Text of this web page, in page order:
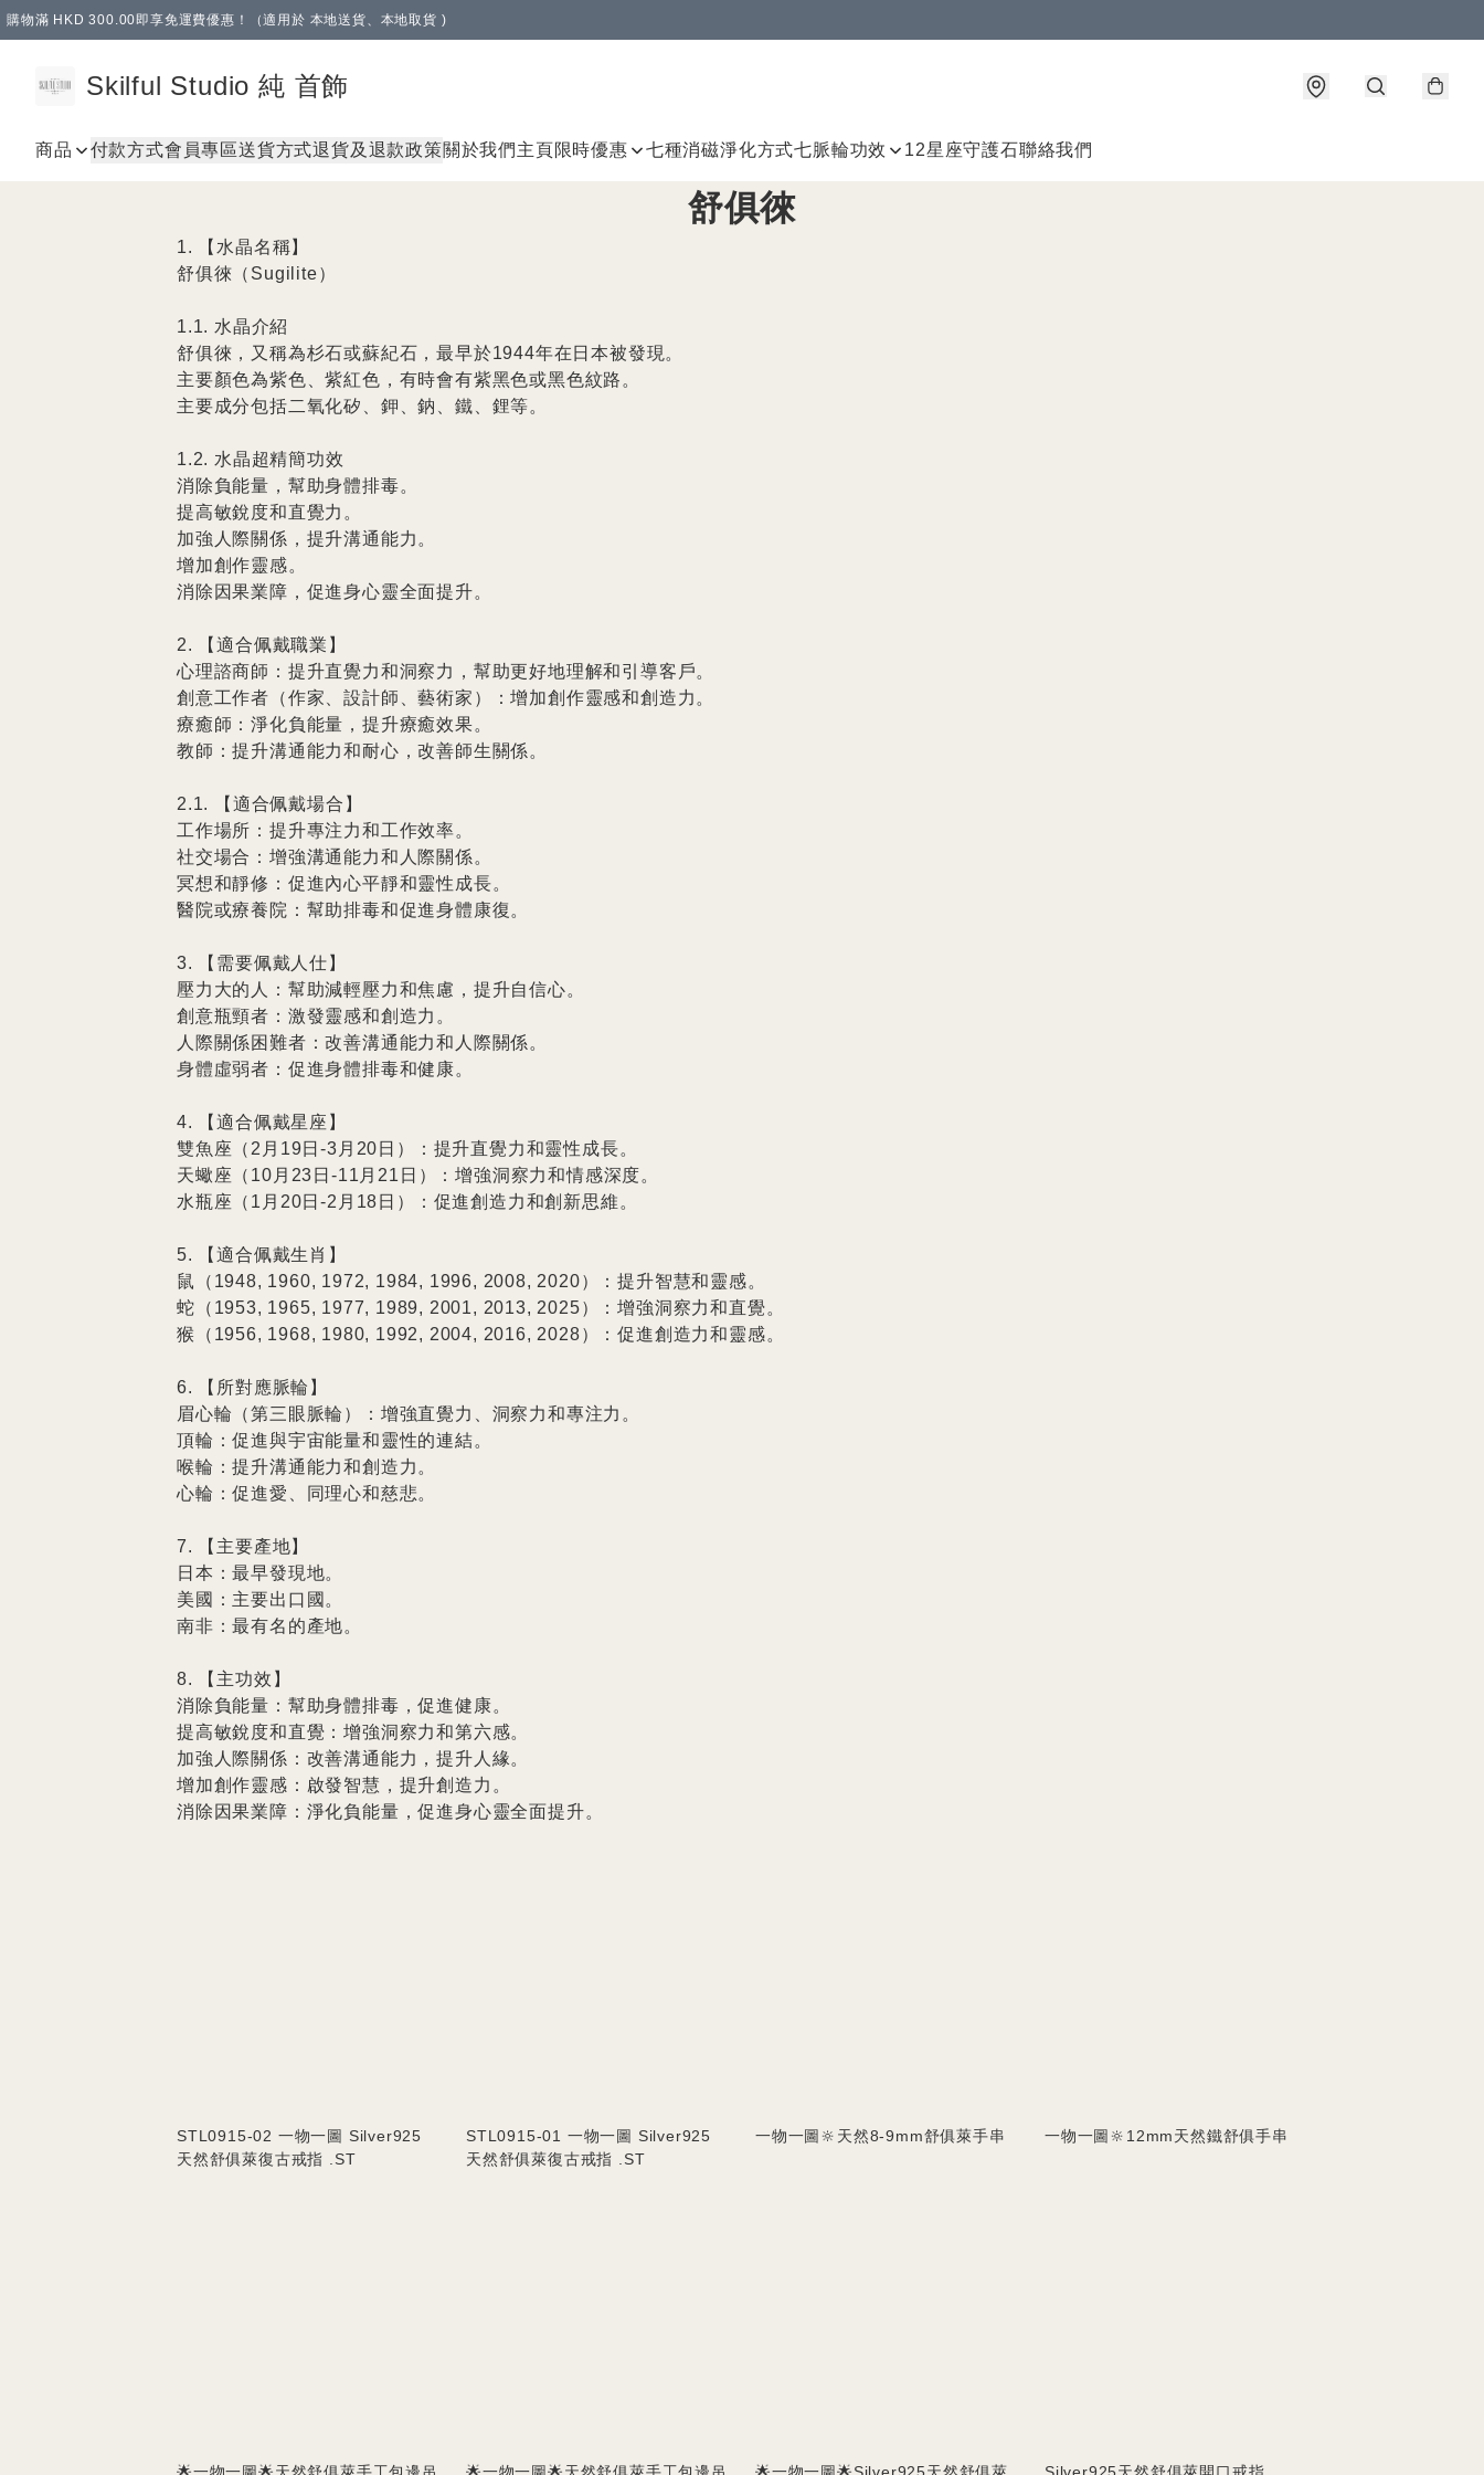
購物滿 HKD 300.00即享免運費優惠！（適用於 本地送貨、本地取貨 )
Skilful Studio 純 首飾
商品 付款方式會員專區送貨方式退貨及退款政策關於我們 主頁限時優惠 七種消磁淨化方式七脈輪功效 12星座守護石聯絡我們
舒俱徠
1. 【水晶名稱】
舒俱徠（Sugilite）
1.1. 水晶介紹
舒俱徠，又稱為杉石或蘇紀石，最早於1944年在日本被發現。
主要顏色為紫色、紫紅色，有時會有紫黑色或黑色紋路。
主要成分包括二氧化矽、鉀、鈉、鐵、鋰等。
1.2. 水晶超精簡功效
消除負能量，幫助身體排毒。
提高敏銳度和直覺力。
加強人際關係，提升溝通能力。
增加創作靈感。
消除因果業障，促進身心靈全面提升。
2. 【適合佩戴職業】
心理諮商師：提升直覺力和洞察力，幫助更好地理解和引導客戶。
創意工作者（作家、設計師、藝術家）：增加創作靈感和創造力。
療癒師：淨化負能量，提升療癒效果。
教師：提升溝通能力和耐心，改善師生關係。
2.1. 【適合佩戴場合】
工作場所：提升專注力和工作效率。
社交場合：增強溝通能力和人際關係。
冥想和靜修：促進內心平靜和靈性成長。
醫院或療養院：幫助排毒和促進身體康復。
3. 【需要佩戴人仕】
壓力大的人：幫助減輕壓力和焦慮，提升自信心。
創意瓶頸者：激發靈感和創造力。
人際關係困難者：改善溝通能力和人際關係。
身體虛弱者：促進身體排毒和健康。
4. 【適合佩戴星座】
雙魚座（2月19日-3月20日）：提升直覺力和靈性成長。
天蠍座（10月23日-11月21日）：增強洞察力和情感深度。
水瓶座（1月20日-2月18日）：促進創造力和創新思維。
5. 【適合佩戴生肖】
鼠（1948, 1960, 1972, 1984, 1996, 2008, 2020）：提升智慧和靈感。
蛇（1953, 1965, 1977, 1989, 2001, 2013, 2025）：增強洞察力和直覺。
猴（1956, 1968, 1980, 1992, 2004, 2016, 2028）：促進創造力和靈感。
6. 【所對應脈輪】
眉心輪（第三眼脈輪）：增強直覺力、洞察力和專注力。
頂輪：促進與宇宙能量和靈性的連結。
喉輪：提升溝通能力和創造力。
心輪：促進愛、同理心和慈悲。
7. 【主要產地】
日本：最早發現地。
美國：主要出口國。
南非：最有名的產地。
8. 【主功效】
消除負能量：幫助身體排毒，促進健康。
提高敏銳度和直覺：增強洞察力和第六感。
加強人際關係：改善溝通能力，提升人緣。
增加創作靈感：啟發智慧，提升創造力。
消除因果業障：淨化負能量，促進身心靈全面提升。
STL0915-02 一物一圖 Silver925
天然舒俱萊復古戒指 .ST
STL0915-01 一物一圖 Silver925
天然舒俱萊復古戒指 .ST
一物一圖🔆天然8-9mm舒俱萊手串 一物一圖🔆12mm天然鐵舒俱手串